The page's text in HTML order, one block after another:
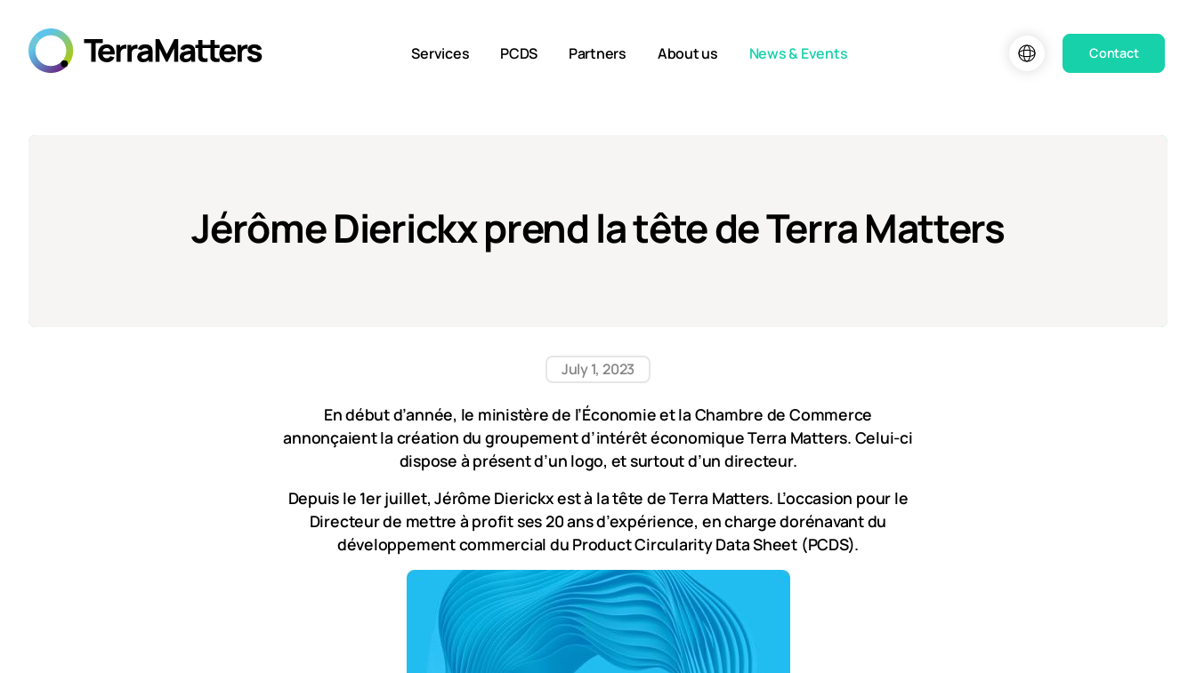
Services PCDS Partners About us News & Events Contact
Jérôme Dierickx prend la tête de Terra Matters
July 1, 2023
En début d’année, le ministère de l’Économie et la Chambre de Commerce
annonçaient la création du groupement d’intérêt économique Terra Matters. Celui-ci
dispose à présent d’un logo, et surtout d’un directeur.
Depuis le 1er juillet, Jérôme Dierickx est à la tête de Terra Matters. L’occasion pour le
Directeur de mettre à profit ses 20 ans d’expérience, en charge dorénavant du
développement commercial du Product Circularity Data Sheet (PCDS).